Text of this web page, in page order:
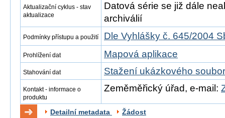
Aktualizační cyklus - stav
aktualizace
Datová série se již dále
archiválií
Podmínky přístupu a použití Dle Vyhlášky č. 645/2004
Prohlížení dat Mapová aplikace
Stahování dat Stažení ukázkového
Kontakt - informace o
produktu
Zeměměřický úřad, e-mail:
Detailní metadata
Žádost